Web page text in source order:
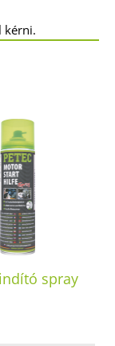
kérni.
spray